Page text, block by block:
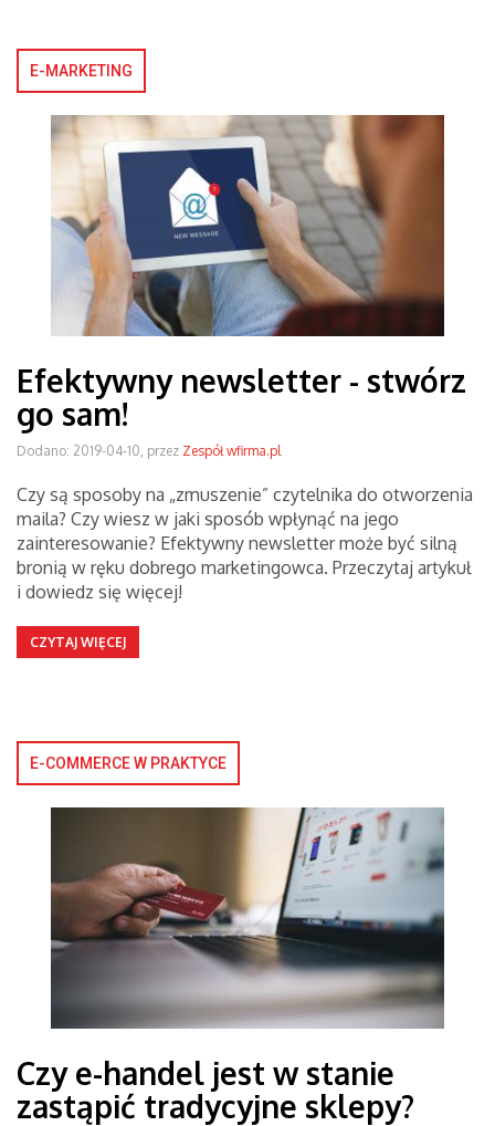
E-MARKETING
Efektywny newsletter - stwórz
go sam!
Dodano: 2019-04-10, przez Zespół wfirma.pl
Czy są sposoby na „zmuszenie” czytelnika do otworzenia
maila? Czy wiesz w jaki sposób wpłynąć na jego
zainteresowanie? Efektywny newsletter może być silną
bronią w ręku dobrego marketingowca. Przeczytaj artykuł
i dowiedz się więcej!
CZYTAJ WIĘCEJ
E-COMMERCE W PRAKTYCE
Czy e-handel jest w stanie
zastąpić tradycyjne sklepy?